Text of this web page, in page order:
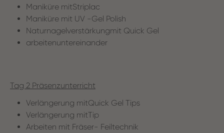
Maniküre mitStriplac
Maniküre mit UV -Gel Polish
Naturnagelverstärkungmit Quick Gel
arbeitenuntereinander
Tag 2 Präsenzunterricht
Verlängerung mitQuick Gel Tips
Verlängerung mitTip
Arbeiten mit Fräser- Feiltechnik